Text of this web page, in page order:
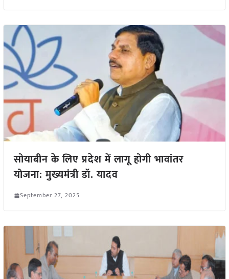
सोयाबीन के लिए प्रदेश में लागू होगी भावांतर
योजना: मुख्यमंत्री डॉ. यादव
September 27, 2025